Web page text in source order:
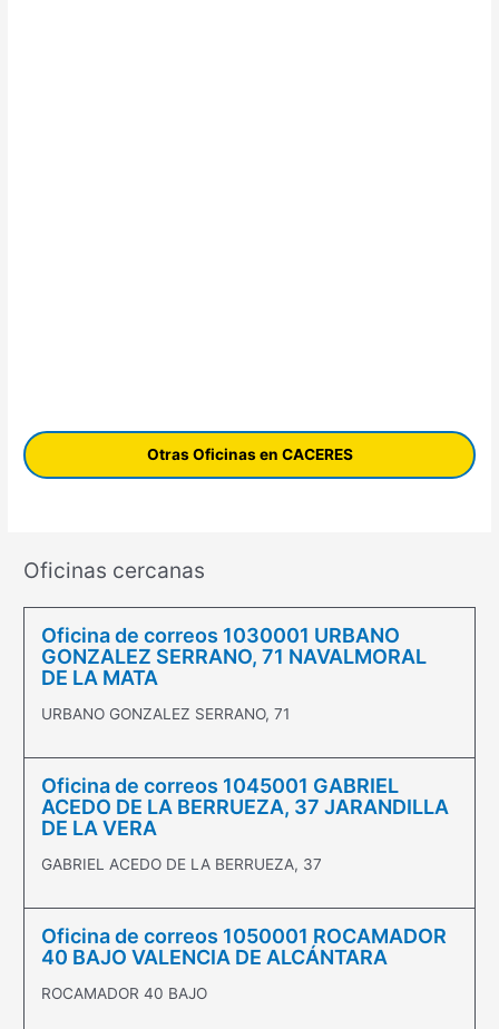
Otras Oficinas en CACERES
Oficinas cercanas
Oficina de correos 1030001 URBANO
GONZALEZ SERRANO, 71 NAVALMORAL
DE LA MATA
URBANO GONZALEZ SERRANO, 71
Oficina de correos 1045001 GABRIEL
ACEDO DE LA BERRUEZA, 37 JARANDILLA
DE LA VERA
GABRIEL ACEDO DE LA BERRUEZA, 37
Oficina de correos 1050001 ROCAMADOR
40 BAJO VALENCIA DE ALCÁNTARA
ROCAMADOR 40 BAJO